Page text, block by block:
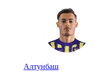
Алтунбаш